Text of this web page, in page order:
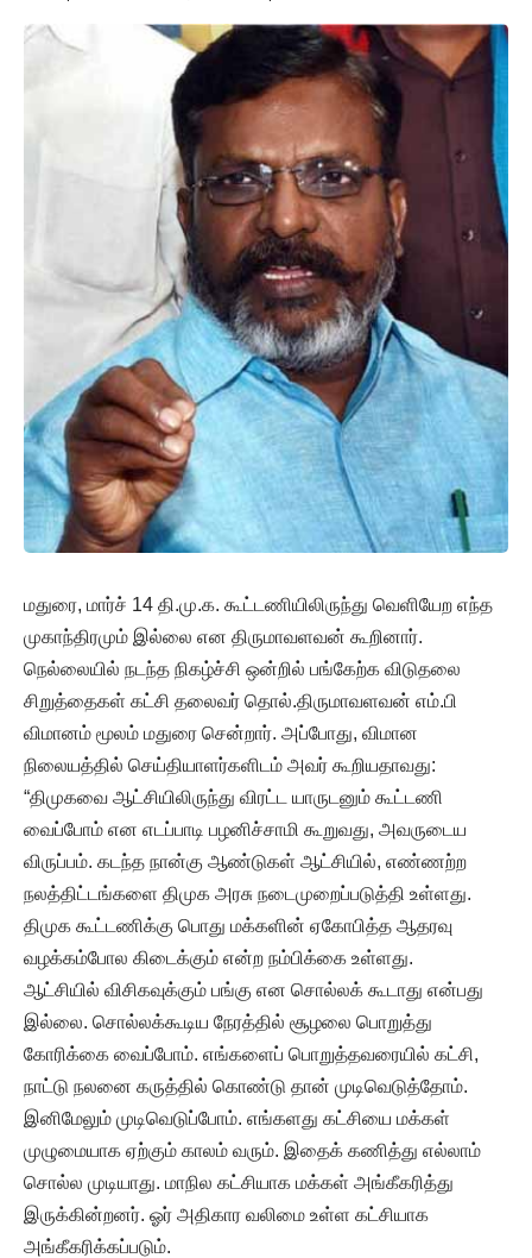
மதுரை, மார்ச் 14 தி.மு.க. கூட்டணியிலிருந்து வெளியேற எந்த
முகாந்திரமும் இல்லை என திருமாவளவன் கூறினார்.
நெல்லையில் நடந்த நிகழ்ச்சி ஒன்றில் பங்கேற்க விடுதலை
சிறுத்தைகள் கட்சி தலைவர் தொல்.திருமாவளவன் எம்.பி
விமானம் மூலம் மதுரை சென்றார். அப்போது, விமான
நிலையத்தில் செய்தியாளர்களிடம் அவர் கூறியதாவது:
“திமுகவை ஆட்சியிலிருந்து விரட்ட யாருடனும் கூட்டணி
வைப்போம் என எடப்பாடி பழனிச்சாமி கூறுவது, அவருடைய
விருப்பம். கடந்த நான்கு ஆண்டுகள் ஆட்சியில், எண்ணற்ற
நலத்திட்டங்களை திமுக அரசு நடைமுறைப்படுத்தி உள்ளது.
திமுக கூட்டணிக்கு பொது மக்களின் ஏகோபித்த ஆதரவு
வழக்கம்போல கிடைக்கும் என்ற நம்பிக்கை உள்ளது.
ஆட்சியில் விசிகவுக்கும் பங்கு என சொல்லக் கூடாது என்பது
இல்லை. சொல்லக்கூடிய நேரத்தில் சூழலை பொறுத்து
கோரிக்கை வைப்போம். எங்களைப் பொறுத்தவரையில் கட்சி,
நாட்டு நலனை கருத்தில் கொண்டு தான் முடிவெடுத்தோம்.
இனிமேலும் முடிவெடுப்போம். எங்களது கட்சியை மக்கள்
முழுமையாக ஏற்கும் காலம் வரும். இதைக் கணித்து எல்லாம்
சொல்ல முடியாது. மாநில கட்சியாக மக்கள் அங்கீகரித்து
இருக்கின்றனர். ஓர் அதிகார வலிமை உள்ள கட்சியாக
அங்கீகரிக்கப்படும்.